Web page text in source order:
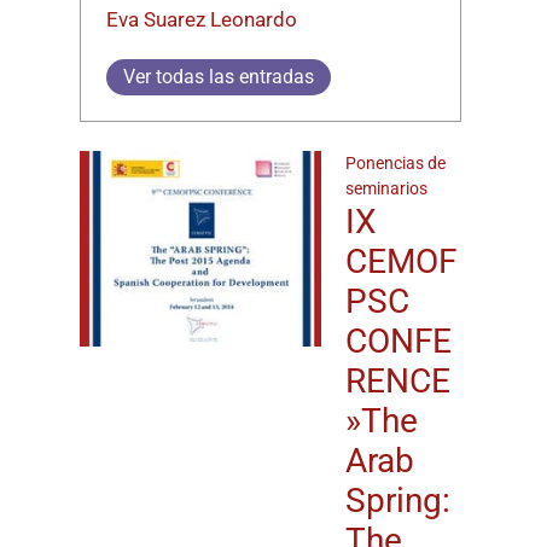
Eva Suarez Leonardo
Ver todas las entradas
Ponencias de
seminarios
IX
CEMOF
PSC
CONFE
RENCE
»The
Arab
Spring: